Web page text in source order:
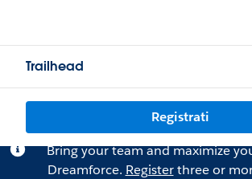
Trailhead
Registrati
Bring your team and maximize
Dreamforce. Registerthree or